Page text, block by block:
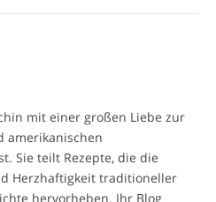
mit einer großen Liebe zur
amerikanischen
Sie teilt Rezepte, die die
Herzhaftigkeit traditioneller
hervorheben. Ihr Blog